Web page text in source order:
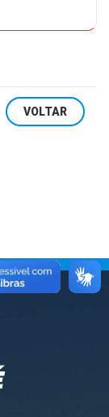
VOLTAR